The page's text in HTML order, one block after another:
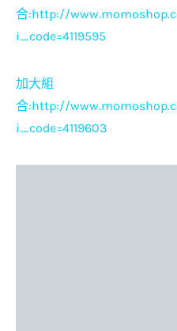
合:http://
i_code=4119595
加大組
合:http://
i_code=4119603